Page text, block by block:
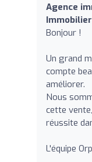
Agence
Bonjour !
Un grand
compte
améliorer.
Nous
cette
réussite
L'équipe